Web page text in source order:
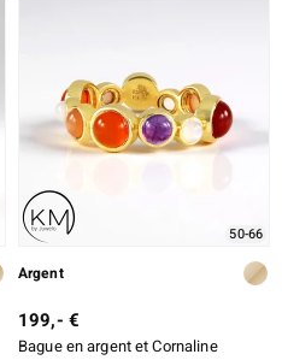
50-66
Argent
199,- €
Bague en argent et Cornaline